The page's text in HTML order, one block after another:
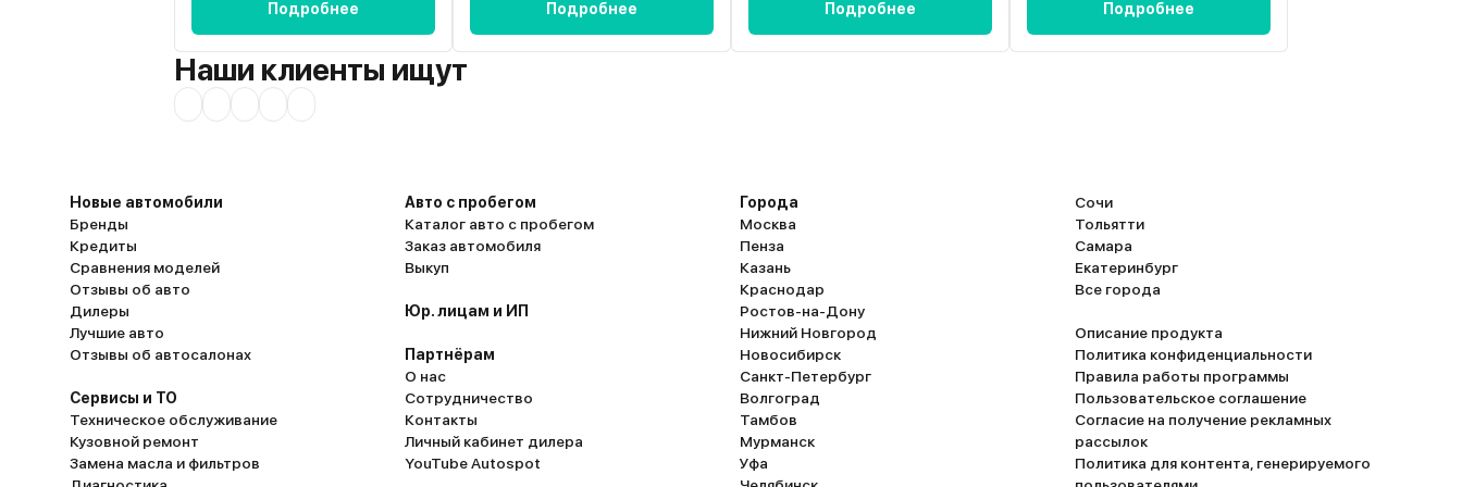
Подробнее Подробнее Подробнее Подробнее
Наши клиенты ищут
Новые автомобили
Бренды
Кредиты
Сравнения моделей
Отзывы об авто
Дилеры
Лучшие авто
Отзывы об автосалонах
Сервисы и ТО
Техническое обслуживание
Кузовной ремонт
Замена масла и фильтров
Авто с пробегом
Каталог авто с пробегом
Заказ автомобиля
Выкуп
Юр. лицам и ИП
Партнёрам
О нас
Сотрудничество
Контакты
Личный кабинет дилера
YouTube Autospot
Города
Москва
Пенза
Казань
Краснодар
Ростов-на-Дону
Нижний Новгород
Новосибирск
Санкт-Петербург
Волгоград
Тамбов
Мурманск
Уфа
Сочи
Тольятти
Самара
Екатеринбург
Все города
Описание продукта
Политика конфиденциальности
Правила работы программы
Пользовательское соглашение
Согласие на получение рекламных
рассылок
Политика для контента, генерируемого